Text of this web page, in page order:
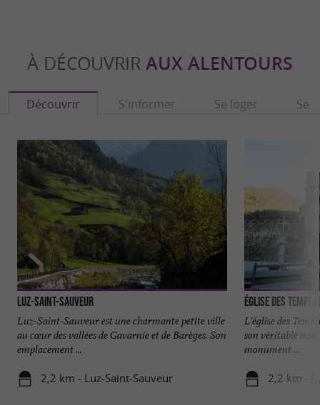
À DÉCOUVRIR AUX ALENTOURS
Découvrir S'informer Se loger Se
Luz-Saint-Sauveur
Luz-Saint-Sauveur est une charmante petite ville
au cœur des vallées de Gavarnie et de Barèges. Son
emplacement ...
2,2 km - Luz-Saint-Sauveur
Église des
L'église des
son véritable
monument ...
2,2 km -